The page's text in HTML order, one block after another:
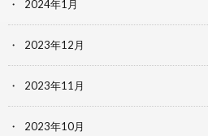
2024年1月
2023年12月
2023年11月
2023年10月